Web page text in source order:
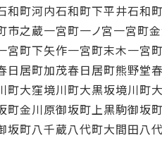
和町河内石和町下平井石和
市之蔵一宮町一ノ宮一宮町
宮町下矢作一宮町末木一宮
日居町加茂春日居町熊野堂
町大窪境川町大黒坂境川町
町金川原御坂町上黒駒御坂
坂町八千蔵八代町大間田八